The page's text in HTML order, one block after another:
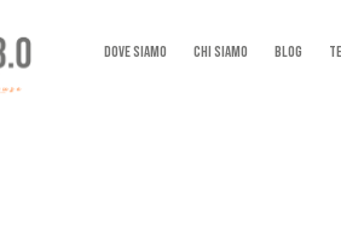
Dove Siamo Chi Siamo Blog